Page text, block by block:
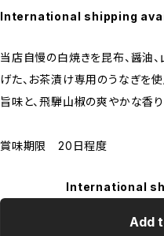
International shipping
当店自慢の白焼きを昆布、醤油
げた、お茶漬け専用のうなぎを
旨味と、飛騨山椒の爽やかな香
賞味期限 20日程度
International
Add